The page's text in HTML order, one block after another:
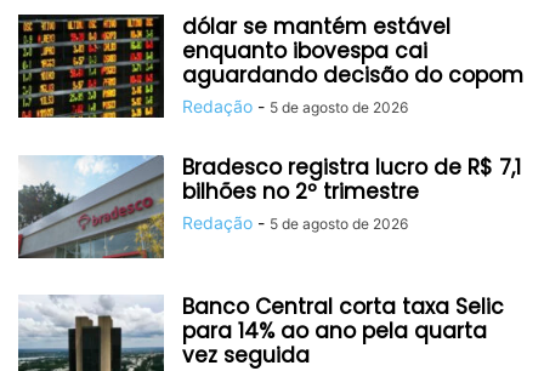
dólar se mantém estável
enquanto ibovespa cai
aguardando decisão do copom
Redação - 5 de agosto de 2026
Bradesco registra lucro de R$ 7,1
bilhões no 2º trimestre
Redação - 5 de agosto de 2026
Banco Central corta taxa Selic
para 14% ao ano pela quarta
vez seguida